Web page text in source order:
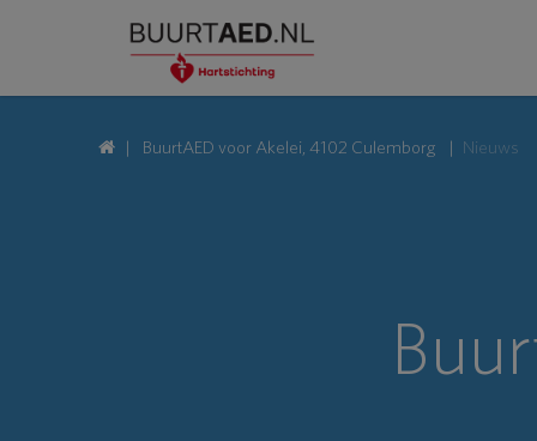
BuurtAED voor Akelei, 4102 Culemborg Nieuws